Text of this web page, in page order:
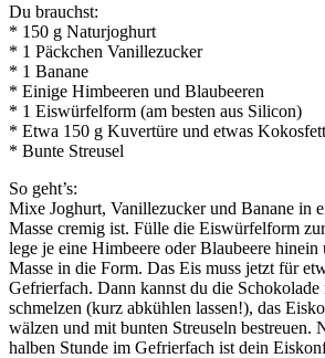
Du brauchst:
* 150 g Naturjoghurt
* 1 Päckchen Vanillezucker
* 1 Banane
* Einige Himbeeren und Blaubeeren
* 1 Eiswürfelform (am besten aus Silicon)
* Etwa 150 g Kuvertüre und etwas Kokosfett
* Bunte Streusel
So geht’s:
Mixe Joghurt, Vanillezucker und Banane in
Masse cremig ist. Fülle die Eiswürfelform
lege je eine Himbeere oder Blaubeere hinein
Masse in die Form. Das Eis muss jetzt für
Gefrierfach. Dann kannst du die
schmelzen (kurz abkühlen lassen!), das
wälzen und mit bunten Streuseln bestreuen.
halben Stunde im Gefrierfach ist dein